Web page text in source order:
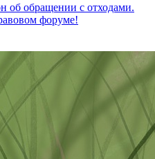
об обращении с отходами.
форуме!